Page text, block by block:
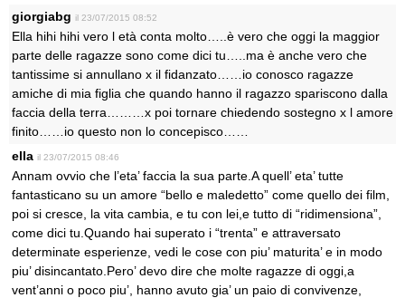
giorgiabg il 23/07/2015 08:52
Ella hihi hihi vero l età conta molto…..è vero che oggi la maggior
parte delle ragazze sono come dici tu…..ma è anche vero che
tantissime si annullano x il fidanzato……io conosco ragazze
amiche di mia figlia che quando hanno il ragazzo spariscono dalla
faccia della terra………x poi tornare chiedendo sostegno x l amore
finito……io questo non lo concepisco……
ella il 23/07/2015 08:46
Annam ovvio che l’eta’ faccia la sua parte.A quell’ eta’ tutte
fantasticano su un amore “bello e maledetto” come quello dei film,
poi si cresce, la vita cambia, e tu con lei,e tutto di “ridimensiona”,
come dici tu.Quando hai superato i “trenta” e attraversato
determinate esperienze, vedi le cose con piu’ maturita’ e in modo
piu’ disincantato.Pero’ devo dire che molte ragazze di oggi,a
vent’anni o poco piu’, hanno avuto gia’ un paio di convivenze,